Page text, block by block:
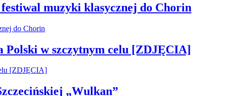
muzyki klasycznej do Chorin
Polski w szczytnym celu [ZDJĘCIA]
„Wulkan”